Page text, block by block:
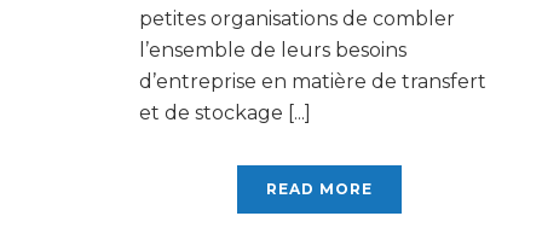
petites organisations de combler
l’ensemble de leurs besoins
d’entreprise en matière de transfert
et de stockage [...]
READ MORE